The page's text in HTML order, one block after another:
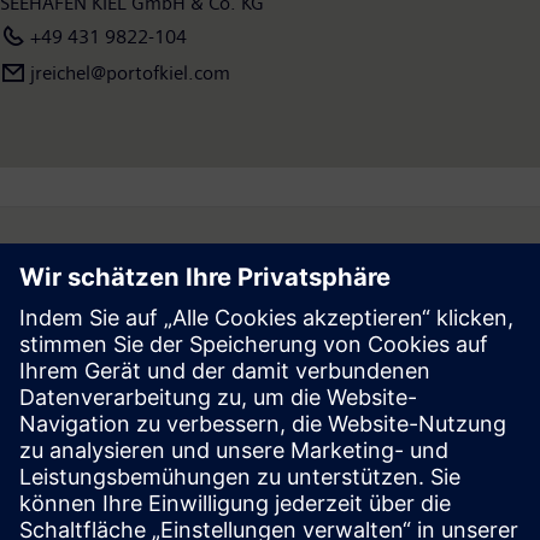
+49 431 9822-104
jreichel@portofkiel.com
Follow
Press | Company | Siemens
© Siemens 1996 – 2026
Corporate Information